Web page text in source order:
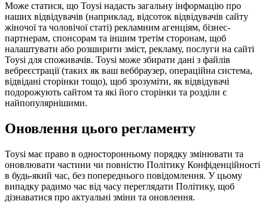
Може статися, що Toysi надасть загальну інформацію про
наших відвідувачів (наприклад, відсоток відвідувачів сайту
жіночої та чоловічої статі) рекламним агенціям, бізнес-
партнерам, спонсорам та іншим третім сторонам, щоб
налаштувати або розширити зміст, рекламу, послуги на сайті
Toysi для споживачів. Toysi може збирати дані з файлів
вебреєстрації (таких як ваш веббраузер, операційна система,
відвідані сторінки тощо), щоб зрозуміти, як відвідувачі
подорожують сайтом та які його сторінки та розділи є
найпопулярнішими.
Оновлення цього регламенту
Toysi має право в односторонньому порядку змінювати та
оновлювати частини чи повністю Політику Конфіденційності
в будь-який час, без попереднього повідомлення. У цьому
випадку радимо час від часу переглядати Політику, щоб
дізнаватися про актуальні зміни та оновлення.